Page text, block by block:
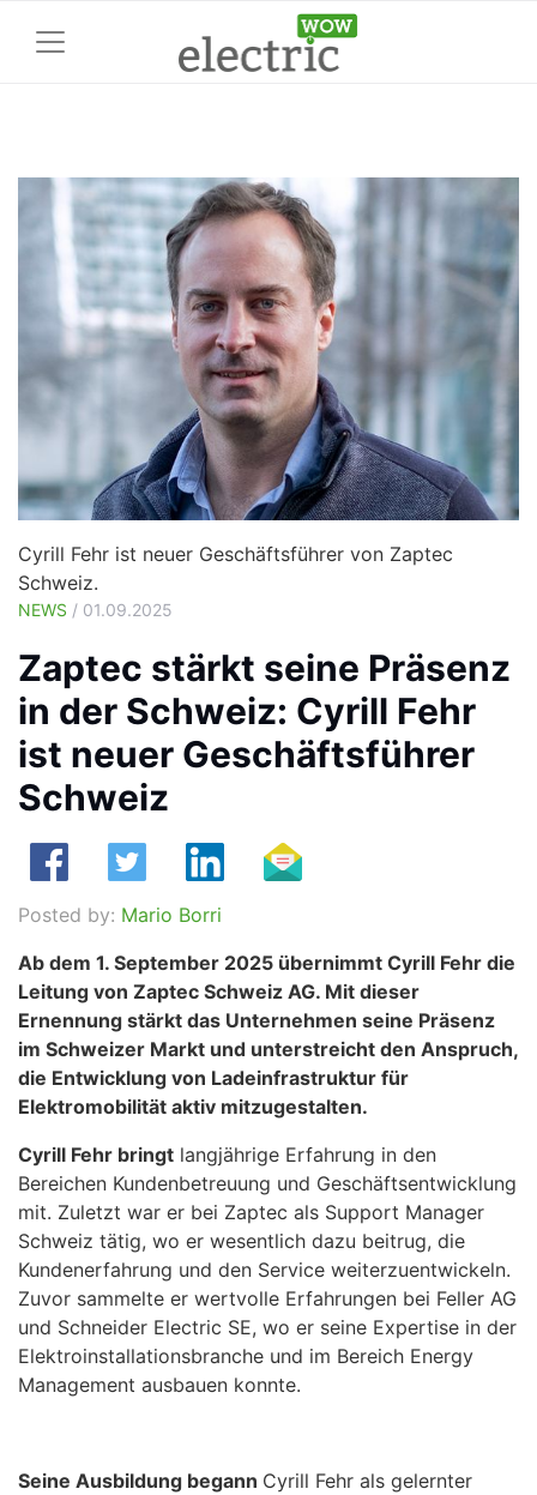
Cyrill Fehr ist neuer Geschäftsführer von Zaptec
Schweiz.
NEWS / 01.09.2025
Zaptec stärkt seine Präsenz
in der Schweiz: Cyrill Fehr
ist neuer Geschäftsführer
Schweiz
Posted by: Mario Borri
Ab dem 1. September 2025 übernimmt Cyrill Fehr die
Leitung von Zaptec Schweiz AG. Mit dieser
Ernennung stärkt das Unternehmen seine Präsenz
im Schweizer Markt und unterstreicht den Anspruch,
die Entwicklung von Ladeinfrastruktur für
Elektromobilität aktiv mitzugestalten.
Cyrill Fehr bringt langjährige Erfahrung in den
Bereichen Kundenbetreuung und Geschäftsentwicklung
mit. Zuletzt war er bei Zaptec als Support Manager
Schweiz tätig, wo er wesentlich dazu beitrug, die
Kundenerfahrung und den Service weiterzuentwickeln.
Zuvor sammelte er wertvolle Erfahrungen bei Feller AG
und Schneider Electric SE, wo er seine Expertise in der
Elektroinstallationsbranche und im Bereich Energy
Management ausbauen konnte.
Seine Ausbildung begann Cyrill Fehr als gelernter